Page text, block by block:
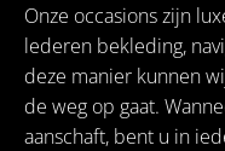
Onze occasions zijn
lederen bekleding,
deze manier kunnen
de weg op gaat.
aanschaft, bent u in